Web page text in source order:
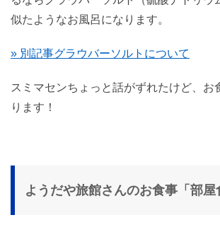
似たようなお風呂になります。
» 別記事グラウバーソルトについて
スミマセンちょっと話がずれたけど、お
ります！
ようだや旅館さんのお食事「部屋